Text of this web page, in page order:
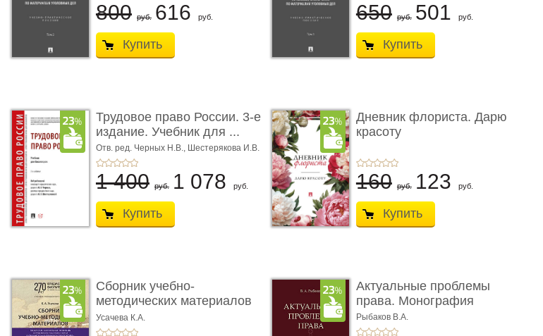
800 руб. 616 руб.
Купить
650 руб. 501 руб.
Купить
Трудовое право России. 3-е
издание. Учебник для ...
Отв. ред. Черных Н.В., Шестерякова И.В.
1 400 руб. 1 078 руб.
Купить
Дневник флориста. Дарю
красоту
160 руб. 123 руб.
Купить
Сборник учебно-
методических материалов
по кур ...
Усачева К.А.
Актуальные проблемы
права. Монография
Рыбаков В.А.